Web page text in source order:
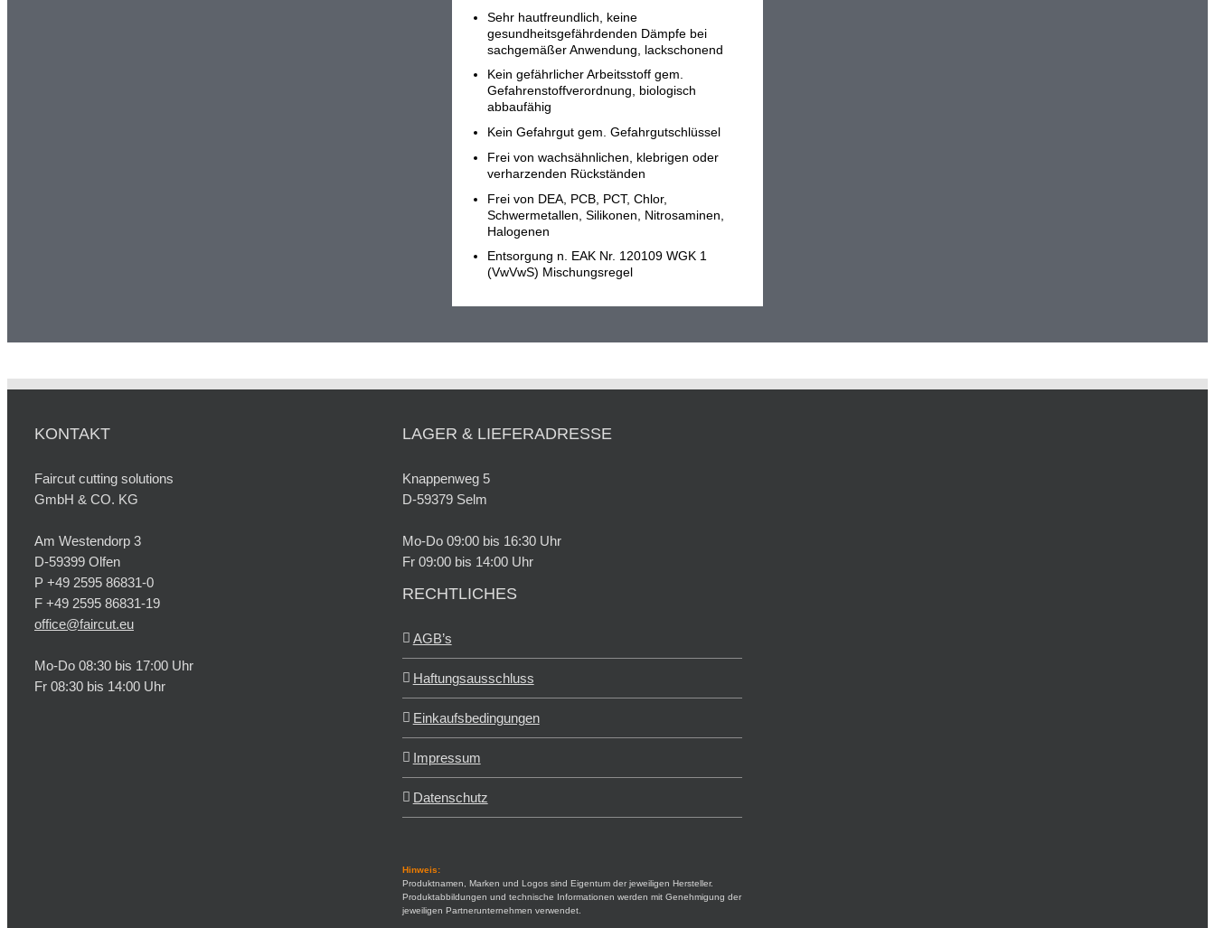
Sehr hautfreundlich, keine
gesundheitsgefährdenden Dämpfe bei
sachgemäßer Anwendung, lackschonend
Kein gefährlicher Arbeitsstoff gem.
Gefahrenstoffverordnung, biologisch
abbaufähig
Kein Gefahrgut gem. Gefahrgutschlüssel
Frei von wachsähnlichen, klebrigen oder
verharzenden Rückständen
Frei von DEA, PCB, PCT, Chlor,
Schwermetallen, Silikonen, Nitrosaminen,
Halogenen
Entsorgung n. EAK Nr. 120109 WGK 1
(VwVwS) Mischungsregel
KONTAKT
Faircut cutting solutions
GmbH & CO. KG
Am Westendorp 3
D-59399 Olfen
P +49 2595 86831-0
F +49 2595 86831-19
office@faircut.eu
Mo-Do 08:30 bis 17:00 Uhr
Fr 08:30 bis 14:00 Uhr
LAGER & LIEFERADRESSE
Knappenweg 5
D-59379 Selm
Mo-Do 09:00 bis 16:30 Uhr
Fr 09:00 bis 14:00 Uhr
RECHTLICHES
AGB’s
Haftungsausschluss
Einkaufsbedingungen
Impressum
Datenschutz
Hinweis:
Produktnamen, Marken und Logos sind Eigentum der jeweiligen Hersteller.
Produktabbildungen und technische Informationen werden mit Genehmigung der
jeweiligen Partnerunternehmen verwendet.